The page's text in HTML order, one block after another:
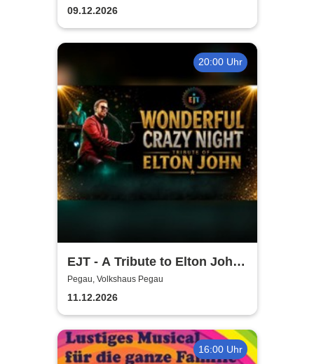
Sack und Rute
09.12.2026
20:00 Uhr
EJT - A Tribute to Elton John /
Wonderful Crazy Night
Pegau, Volkshaus Pegau
11.12.2026
16:00 Uhr